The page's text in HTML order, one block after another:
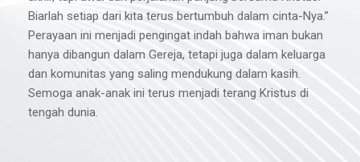
Biarlah setiap dari kita terus bertumbuh dalam cinta-Nya.”
Perayaan ini menjadi pengingat indah bahwa iman bukan
hanya dibangun dalam Gereja, tetapi juga dalam keluarga
dan komunitas yang saling mendukung dalam kasih.
Semoga anak-anak ini terus menjadi terang Kristus di
tengah dunia.